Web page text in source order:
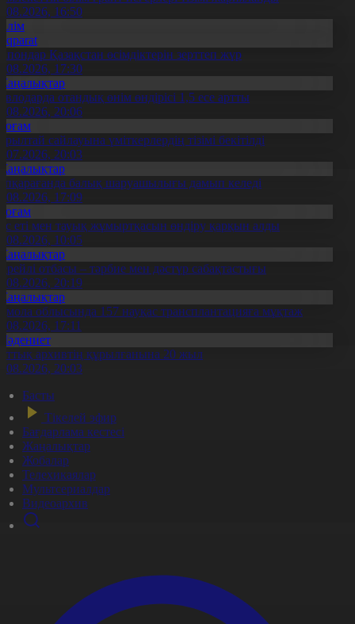
16:50
Қазақстан өсімдіктерін зерттеп жүр
17:30
отандық өнім өндірісі 1,5 есе артты
20:06
сайлауына үміткерлердің тізімі бекітілді
20:03
балық шаруашылығы дамып келеді
17:09
еті мен тауық жұмыртқасын өндіру қарқын алды
10:05
отбасы – тәрбие мен дәстүр сабақтастығы
20:19
облысында 157 науқас трансплантацияға мұқтаж
17:11
архивтің құрылғанына 20 жыл
20:03
Басты
Тікелей эфир
Бағдарлама кестесі
Жаңалықтар
Жобалар
Телехикаялар
Мультсериалдар
Видеоархив